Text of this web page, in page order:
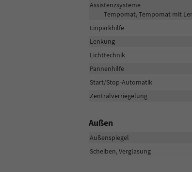
Assistenzsysteme
Tempomat, Tempomat mit
Einparkhilfe
Lenkung
Lichttechnik
Pannenhilfe
Start/Stop-Automatik
Zentralverriegelung
Außen
Außenspiegel
Scheiben, Verglasung